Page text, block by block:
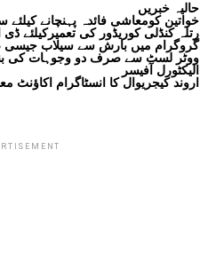
حالیہ خبریں
خواتین کومعاشی فائدہ پہنچانے کیلئے
رتلہ کنڈلی کوریڈور کی تعمیرکیلئے
گروگرام میں بارش سے سیلاب جیسی
ووٹر لسٹ سے صرف دو وجوہات کی
الیکٹورل آفیسر
اروند کیجریوال کا انسٹاگرام اکاؤنٹ